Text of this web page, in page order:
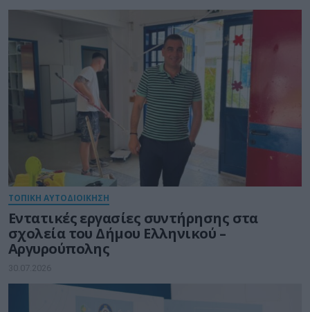
ΤΟΠΙΚΗ ΑΥΤΟΔΙΟΙΚΗΣΗ
Εντατικές εργασίες συντήρησης στα
σχολεία του Δήμου Ελληνικού –
Αργυρούπολης
30.07.2026